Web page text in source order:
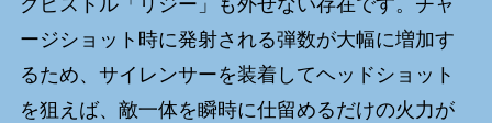
クピストル「リジー」も外せない存在です。チャ
ージショット時に発射される弾数が大幅に増加す
るため、サイレンサーを装着してヘッドショット
を狙えば、敵一体を瞬時に仕留めるだけの火力が